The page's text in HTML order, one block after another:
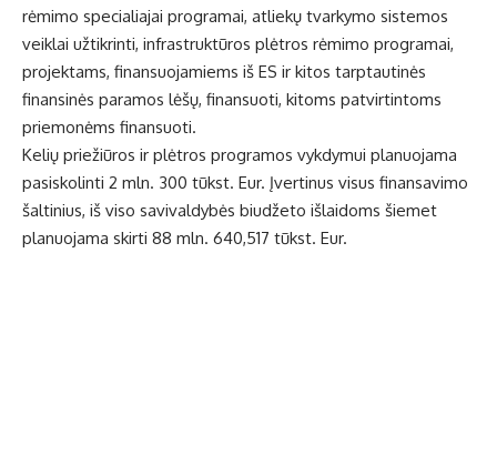
rėmimo specialiajai programai, atliekų tvarkymo sistemos
veiklai užtikrinti, infrastruktūros plėtros rėmimo programai,
projektams, finansuojamiems iš ES ir kitos tarptautinės
finansinės paramos lėšų, finansuoti, kitoms patvirtintoms
priemonėms finansuoti.
Kelių priežiūros ir plėtros programos vykdymui planuojama
pasiskolinti 2 mln. 300 tūkst. Eur. Įvertinus visus finansavimo
šaltinius, iš viso savivaldybės biudžeto išlaidoms šiemet
planuojama skirti 88 mln. 640,517 tūkst. Eur.